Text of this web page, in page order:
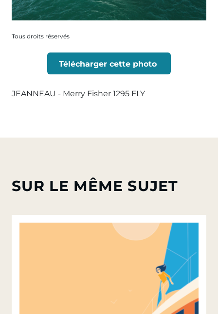
Tous droits réservés
Télécharger cette photo
JEANNEAU - Merry Fisher 1295 FLY
SUR LE MÊME SUJET